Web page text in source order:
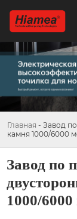
Главная - Завод
камня 1000/6000
Завод по
1000/